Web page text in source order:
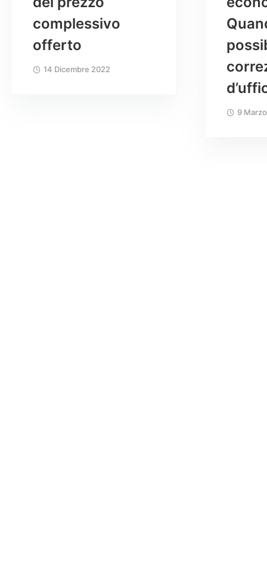
complessivo
offerto
14 Dicembre 2022
9